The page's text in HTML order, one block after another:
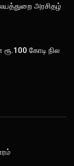
அரசிதழ்
கோடி நில